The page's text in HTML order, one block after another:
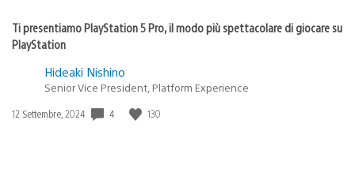
Ti presentiamo PlayStation 5 Pro, il modo più spettacolare di giocare su
PlayStation
Hideaki Nishino
Senior Vice President, Platform Experience
Data
12 Settembre, 2024 4 130